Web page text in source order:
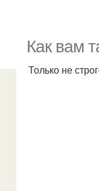
Как вам
Только не